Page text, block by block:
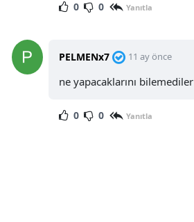
0 0 Yanıtla
PELMENx7 11 ay önce
ne yapacaklarını bilemediler
0 0 Yanıtla